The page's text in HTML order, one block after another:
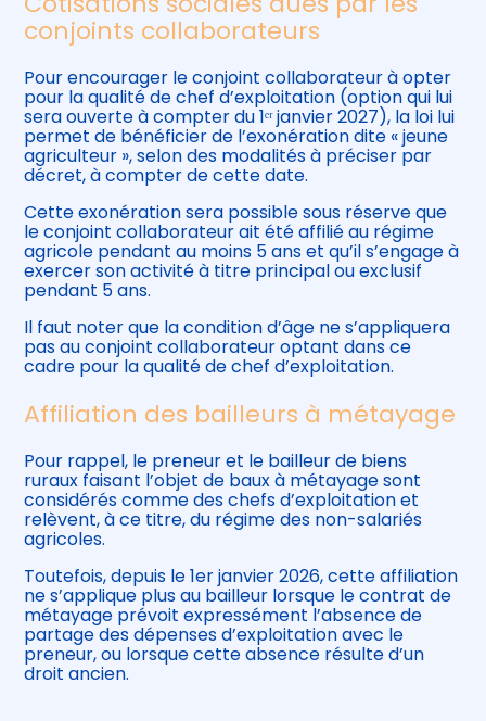
conjoints collaborateurs
Pour encourager le conjoint collaborateur à opter
pour la qualité de chef d’exploitation (option qui lui
sera ouverte à compter du 1ᵉʳ janvier 2027), la loi lui
permet de bénéficier de l’exonération dite « jeune
agriculteur », selon des modalités à préciser par
décret, à compter de cette date.
Cette exonération sera possible sous réserve que
le conjoint collaborateur ait été affilié au régime
agricole pendant au moins 5 ans et qu’il s’engage à
exercer son activité à titre principal ou exclusif
pendant 5 ans.
Il faut noter que la condition d’âge ne s’appliquera
pas au conjoint collaborateur optant dans ce
cadre pour la qualité de chef d’exploitation.
Affiliation des bailleurs à métayage
Pour rappel, le preneur et le bailleur de biens
ruraux faisant l’objet de baux à métayage sont
considérés comme des chefs d’exploitation et
relèvent, à ce titre, du régime des non-salariés
agricoles.
Toutefois, depuis le 1er janvier 2026, cette affiliation
ne s’applique plus au bailleur lorsque le contrat de
métayage prévoit expressément l’absence de
partage des dépenses d’exploitation avec le
preneur, ou lorsque cette absence résulte d’un
droit ancien.